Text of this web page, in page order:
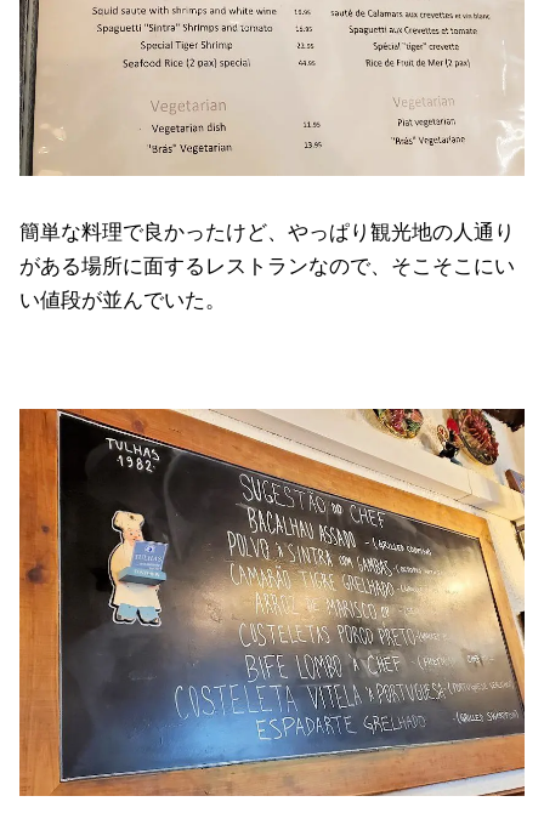
簡単な料理で良かったけど、やっぱり観光地の人通り
がある場所に面するレストランなので、そこそこにい
い値段が並んでいた。